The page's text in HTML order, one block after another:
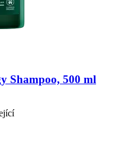
Shampoo, 500 ml